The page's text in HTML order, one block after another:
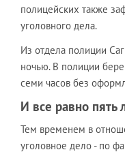
полицейских также
уголовного дела.
Из отдела полиции
ночью. В полиции
семи часов без
И все равно пять
Тем временем в
уголовное дело - по